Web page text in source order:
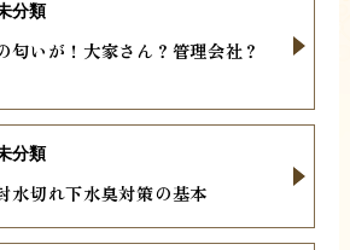
匂いが！大家さん？管理会社？
分類
水切れ下水臭対策の基本
分類